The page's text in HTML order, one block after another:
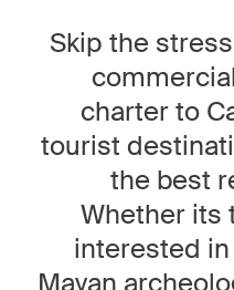
Skip the
charter to
tourist
the best
Whether its
interested
Mayan